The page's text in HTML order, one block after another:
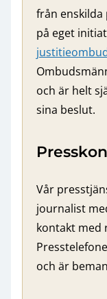
från
på eget
och är helt
sina beslut.
Vår
journalist
kontakt med
och är